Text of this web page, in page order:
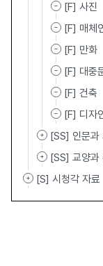
[F] 사진
[F] 매체
[F] 만화
[F] 대중
[F] 건축
[F] 디자
[SS] 인문과
[SS] 교양과
[S] 시청각 자료